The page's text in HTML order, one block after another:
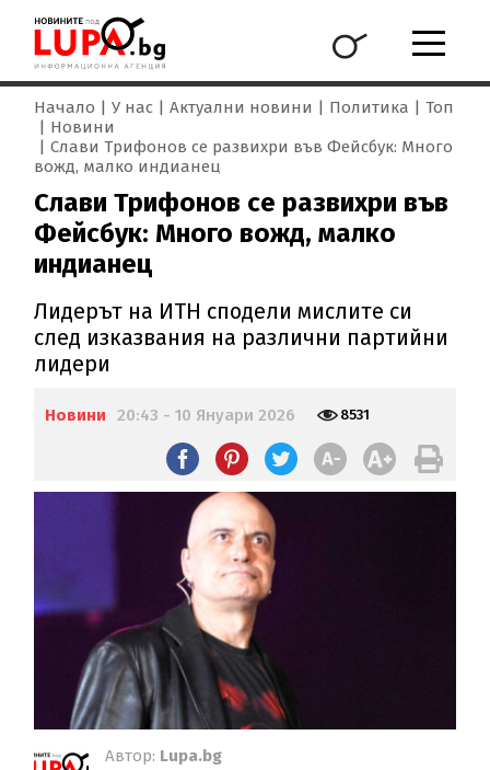
Начало У нас Актуални новини Политика
Топ
Новини
Слави Трифонов се развихри във Фейсбук: Много
вожд, малко индианец
Слави Трифонов се развихри във
Фейсбук: Много вожд, малко
индианец
Лидерът на ИТН сподели мислите си
след изказвания на различни партийни
лидери
Новини 20:43 - 10 Януари 2026 8531
Автор: Lupa.bg